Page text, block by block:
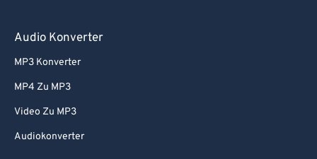
Audio Konverter
MP3 Konverter
MP4 Zu MP3
Video Zu MP3
Audiokonverter